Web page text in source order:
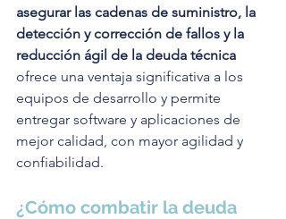
asegurar las cadenas de suministro, la
detección y corrección de fallos y la
reducción ágil de la deuda técnica
ofrece una ventaja significativa a los
equipos de desarrollo y permite
entregar software y aplicaciones de
mejor calidad, con mayor agilidad y
confiabilidad.
¿Cómo combatir la deuda